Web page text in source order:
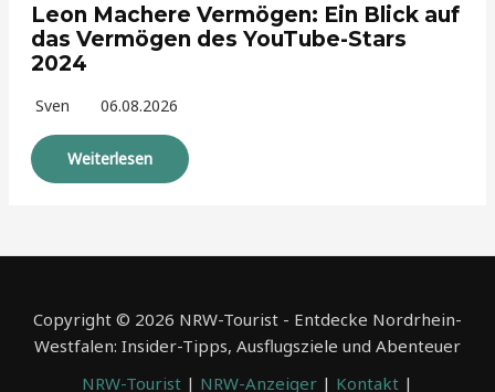
Leon Machere Vermögen: Ein Blick auf
das Vermögen des YouTube-Stars
2024
Sven 06.08.2026
Weiterlesen
Copyright © 2026 NRW-Tourist - Entdecke Nordrhein-
Westfalen: Insider-Tipps, Ausflugsziele und Abenteuer
NRW-Tourist | NRW-Anzeiger | Kontakt |